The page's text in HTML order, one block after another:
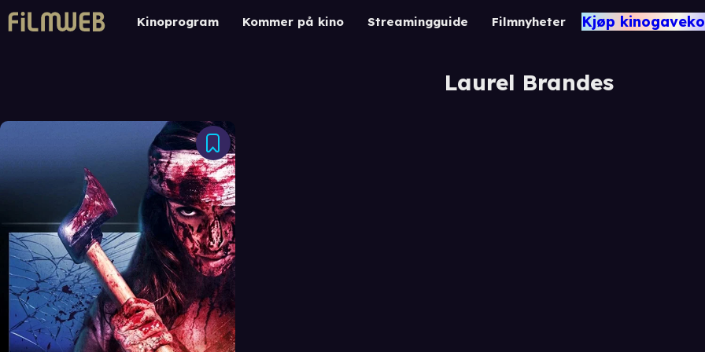
Kinoprogram Kommer på kino Streamingguide Filmnyheter Kjøp
Laurel Brandes